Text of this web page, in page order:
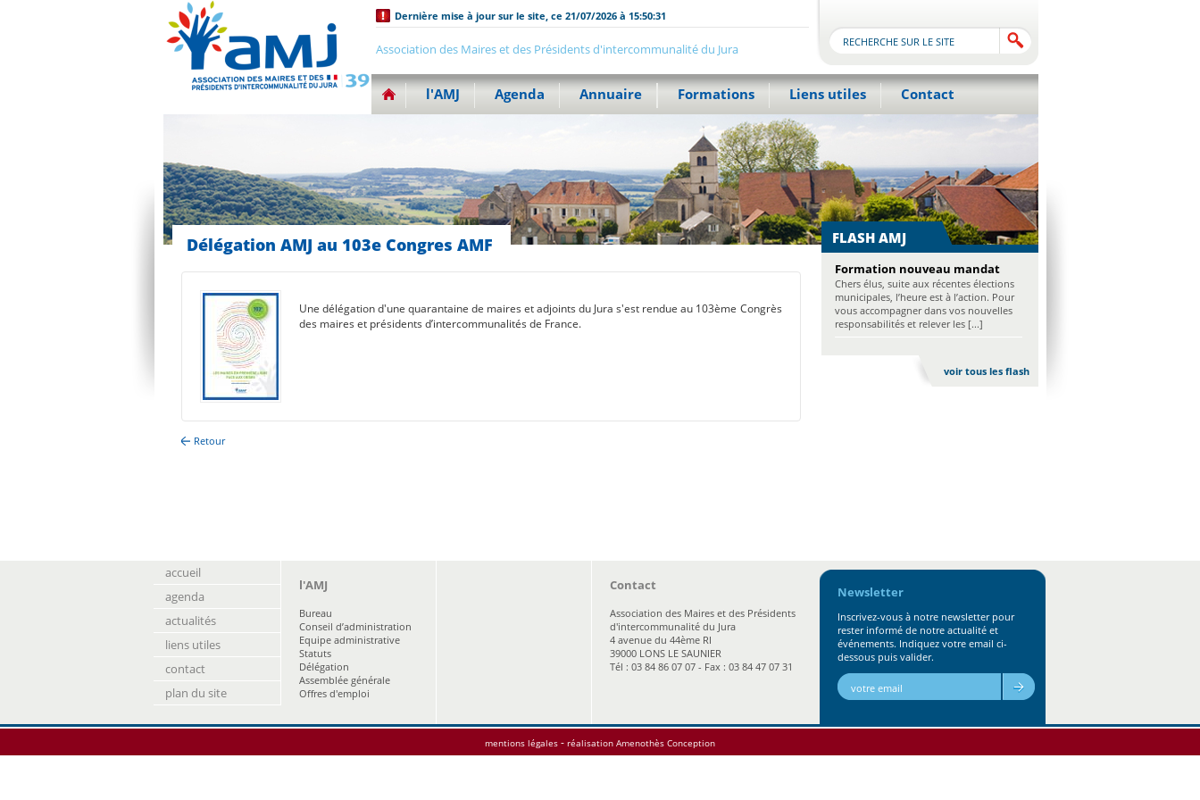
Dernière mise à jour sur le site, ce 21/07/2026 à 15:50:31
Association des Maires et des Présidents d'intercommunalité du Jura
l'AMJ Agenda Annuaire Formations Liens utiles Contact
Délégation AMJ au 103e Congres AMF
Une délégation d'une quarantaine de maires et adjoints du Jura s'est rendue au 103ème Congrès
des maires et présidents d’intercommunalités de France.
Retour
FLASH AMJ
Formation nouveau mandat
Chers élus, suite aux récentes élections
municipales, l’heure est à l’action. Pour
vous accompagner dans vos nouvelles
responsabilités et relever les [...]
voir tous les flash
accueil
agenda
actualités
liens utiles
contact
plan du site
l'AMJ
Bureau
Conseil d’administration
Equipe administrative
Statuts
Délégation
Assemblée générale
Offres d'emploi
Contact
Association des Maires et des Présidents
d'intercommunalité du Jura
4 avenue du 44ème RI
39000 LONS LE SAUNIER
Tél : 03 84 86 07 07 - Fax : 03 84 47 07 31
Newsletter
Inscrivez-vous à notre newsletter pour
rester informé de notre actualité et
événements. Indiquez votre email ci-
dessous puis valider.
mentions légales - réalisation Amenothès Conception